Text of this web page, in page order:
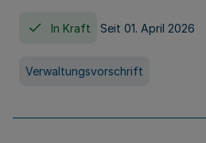
In Kraft Seit 01. April 2026
Verwaltungsvorschrift